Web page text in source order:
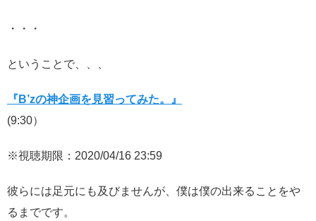
・・・
ということで、、、
『B’zの神企画を見習ってみた。』
(9:30）
※視聴期限：2020/04/16 23:59
彼らには足元にも及びませんが、僕は僕の出来ることをや
るまでです。